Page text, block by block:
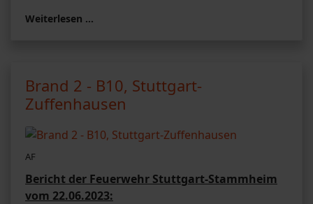
Weiterlesen …
Brand 2 - B10, Stuttgart-
Zuffenhausen
AF
Bericht der Feuerwehr Stuttgart-Stammheim
vom 22.06.2023: